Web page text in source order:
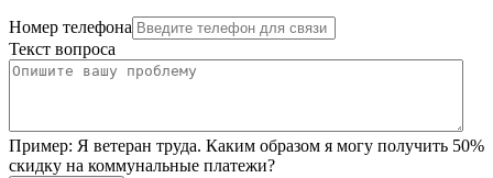
Номер телефона
Текст вопроса
Пример: Я ветеран труда. Каким образом я могу получить 50%
скидку на коммунальные платежи?